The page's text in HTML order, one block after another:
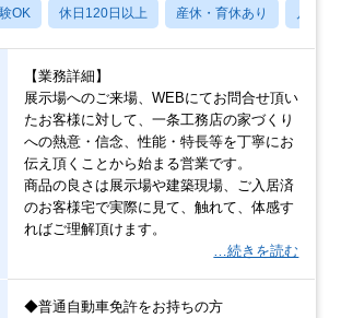
OK 休日120日以上 産休・育休あり 月残業
【業務詳細】
展示場へのご来場、WEBにてお問合せ頂い
たお客様に対して、一条工務店の家づくり
への熱意・信念、性能・特長等を丁寧にお
伝え頂くことから始まる営業です。
商品の良さは展示場や建築現場、ご入居済
のお客様宅で実際に見て、触れて、体感す
ればご理解頂けます。
…続きを読む
◆普通自動車免許をお持ちの方